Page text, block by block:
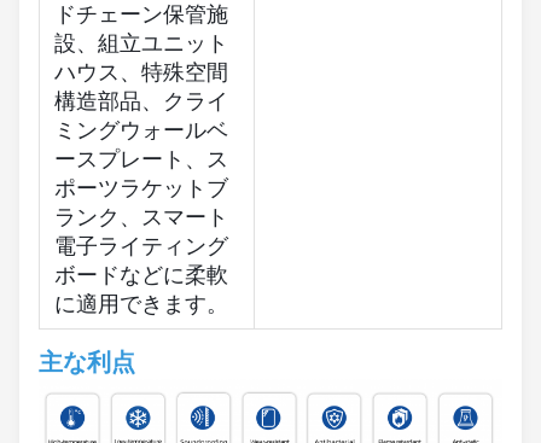
ドチェーン保管施
設、組立ユニット
ハウス、特殊空間
構造部品、クライ
ミングウォールベ
ースプレート、ス
ポーツラケットブ
ランク、スマート
電子ライティング
ボードなどに柔軟
に適用できます。
主な利点